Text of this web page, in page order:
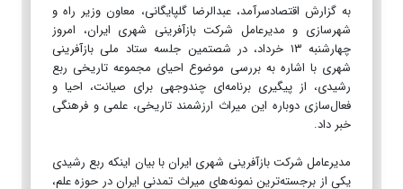
به گزارش اقتصادسرآمد، عبدالرضا گلپایگانی، معاون وزیر راه و
شهرسازی و مدیرعامل شرکت بازآفرینی شهری ایران، امروز
چهارشنبه ۱۳ خرداد، در شصتمین جلسه ستاد ملی بازآفرینی
شهری با اشاره به بررسی موضوع احیای مجموعه تاریخی ربع
رشیدی، از پیگیری برنامه‌ای چندوجهی برای صیانت، احیا و
فعال‌سازی دوباره این میراث ارزشمند تاریخی، علمی و فرهنگی
خبر داد.
مدیرعامل شرکت بازآفرینی شهری ایران با بیان اینکه ربع رشیدی
یکی از برجسته‌ترین نمونه‌های میراث تمدنی ایران در حوزه علم،